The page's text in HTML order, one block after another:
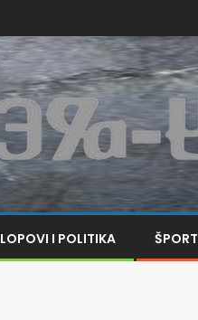
LOPOVI I POLITIKA ŠPORT